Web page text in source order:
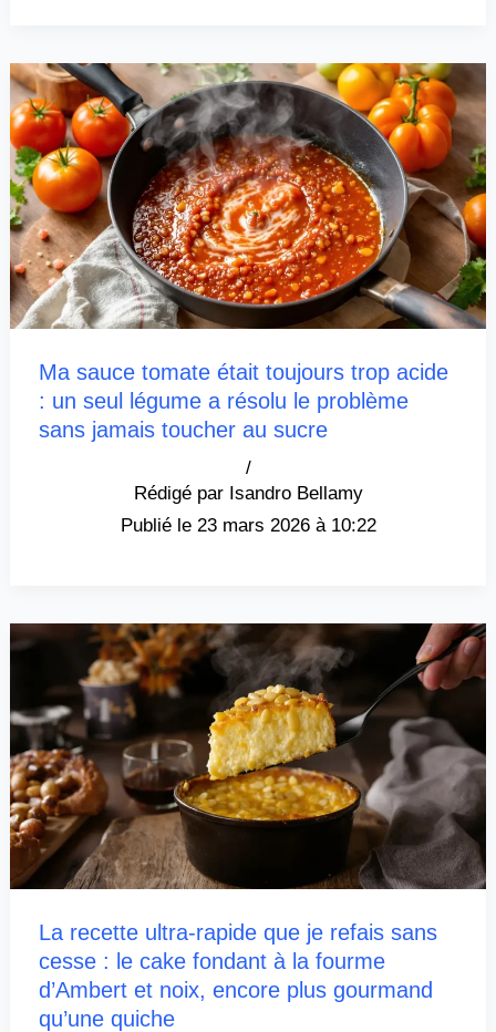
Ma sauce tomate était toujours trop acide
: un seul légume a résolu le problème
sans jamais toucher au sucre
Isandro Bellamy
/
23 mars 2026 à 10:22
La recette ultra-rapide que je refais sans
cesse : le cake fondant à la fourme
d’Ambert et noix, encore plus gourmand
qu’une quiche